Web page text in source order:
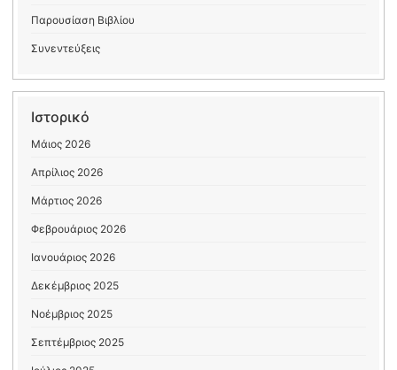
Παρουσίαση Βιβλίου
Συνεντεύξεις
Ιστορικό
Μάιος 2026
Απρίλιος 2026
Μάρτιος 2026
Φεβρουάριος 2026
Ιανουάριος 2026
Δεκέμβριος 2025
Νοέμβριος 2025
Σεπτέμβριος 2025